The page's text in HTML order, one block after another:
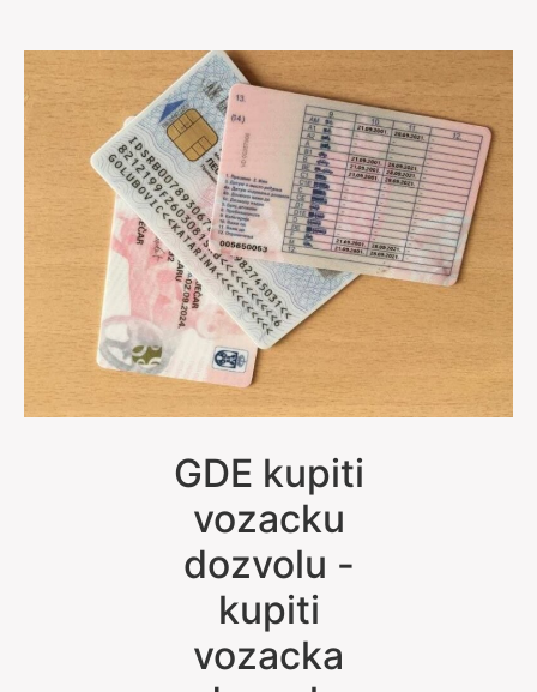
GDE kupiti
vozacku
dozvolu -
kupiti
vozacka